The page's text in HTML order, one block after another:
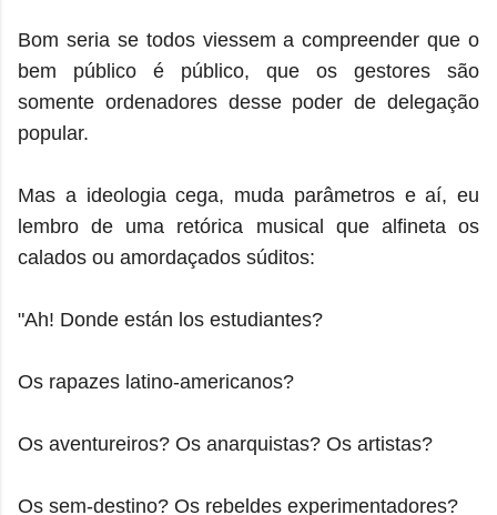
Bom seria se todos viessem a compreender que o
bem público é público, que os gestores são
somente ordenadores desse poder de delegação
popular.
Mas a ideologia cega, muda parâmetros e aí, eu
lembro de uma retórica musical que alfineta os
calados ou amordaçados súditos:
"Ah! Donde están los estudiantes?
Os rapazes latino-americanos?
Os aventureiros? Os anarquistas? Os artistas?
Os sem-destino? Os rebeldes experimentadores?